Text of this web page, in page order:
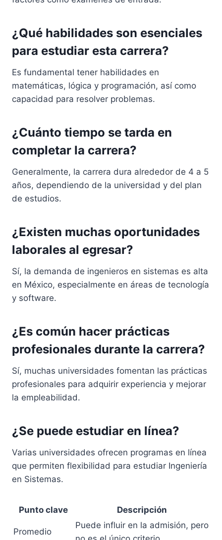
¿Qué habilidades son esenciales
para estudiar esta carrera?
Es fundamental tener habilidades en
matemáticas, lógica y programación, así como
capacidad para resolver problemas.
¿Cuánto tiempo se tarda en
completar la carrera?
Generalmente, la carrera dura alrededor de 4 a 5
años, dependiendo de la universidad y del plan
de estudios.
¿Existen muchas oportunidades
laborales al egresar?
Sí, la demanda de ingenieros en sistemas es alta
en México, especialmente en áreas de tecnología
y software.
¿Es común hacer prácticas
profesionales durante la carrera?
Sí, muchas universidades fomentan las prácticas
profesionales para adquirir experiencia y mejorar
la empleabilidad.
¿Se puede estudiar en línea?
Varias universidades ofrecen programas en línea
que permiten flexibilidad para estudiar Ingeniería
en Sistemas.
Punto clave Descripción
Promedio
Puede influir en la admisión, pero